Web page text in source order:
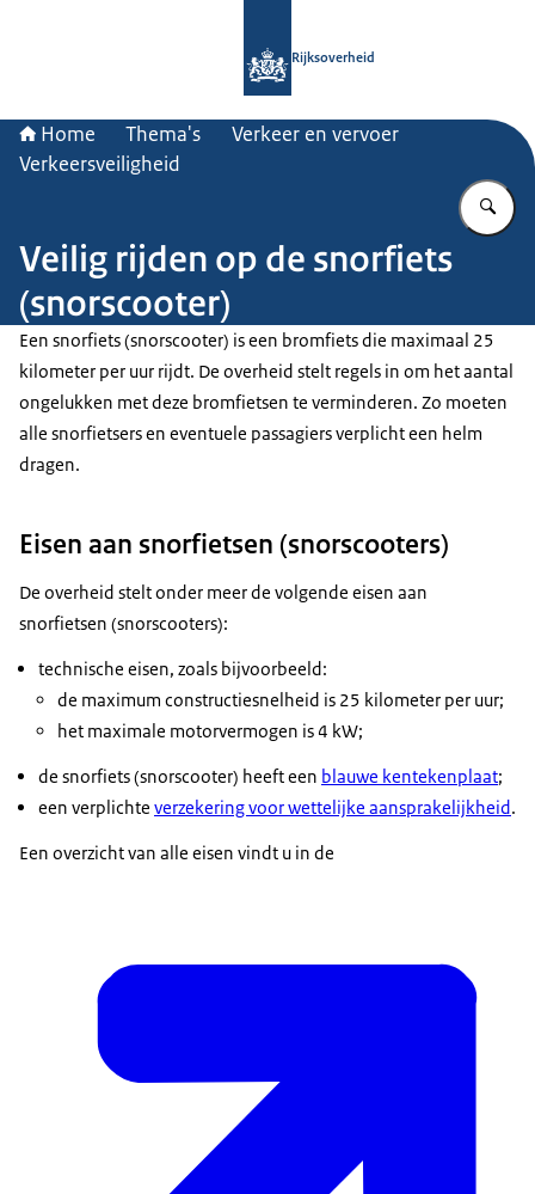
Rijksoverheid
Home Thema's
Verkeer en vervoer
Verkeersveiligheid
Veilig rijden op de snorfiets
(snorscooter)
Een snorfiets (snorscooter) is een bromfiets die maximaal 25
kilometer per uur rijdt. De overheid stelt regels in om het aantal
ongelukken met deze bromfietsen te verminderen. Zo moeten
alle snorfietsers en eventuele passagiers verplicht een helm
dragen.
Eisen aan snorfietsen (snorscooters)
De overheid stelt onder meer de volgende eisen aan
snorfietsen (snorscooters):
technische eisen, zoals bijvoorbeeld:
de maximum constructiesnelheid is 25 kilometer per uur;
het maximale motorvermogen is 4 kW;
de snorfiets (snorscooter) heeft een blauwe kentekenplaat;
een verplichte verzekering voor wettelijke aansprakelijkheid.
Een overzicht van alle eisen vindt u in de